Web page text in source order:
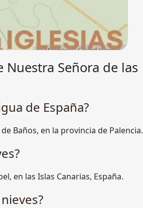
Señora de las
de España?
Baños, en la provincia de Palencia.
en las Islas Canarias, España.